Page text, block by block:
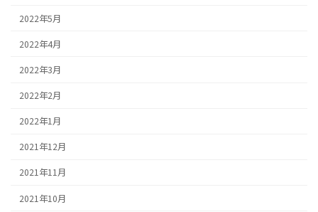
2022年5月
2022年4月
2022年3月
2022年2月
2022年1月
2021年12月
2021年11月
2021年10月